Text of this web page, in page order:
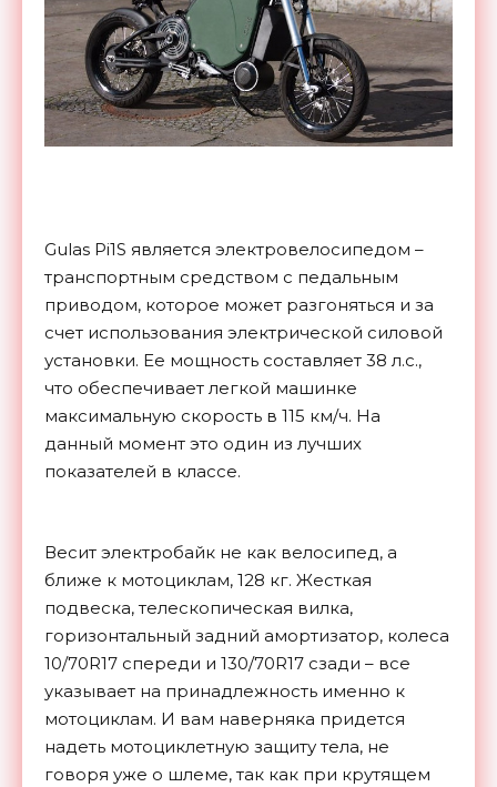
Gulas Pi1S является электровелосипедом –
транспортным средством с педальным
приводом, которое может разгоняться и за
счет использования электрической силовой
установки. Ее мощность составляет 38 л.с.,
что обеспечивает легкой машинке
максимальную скорость в 115 км/ч. На
данный момент это один из лучших
показателей в классе.
Весит электробайк не как велосипед, а
ближе к мотоциклам, 128 кг. Жесткая
подвеска, телескопическая вилка,
горизонтальный задний амортизатор, колеса
10/70R17 спереди и 130/70R17 сзади – все
указывает на принадлежность именно к
мотоциклам. И вам наверняка придется
надеть мотоциклетную защиту тела, не
говоря уже о шлеме, так как при крутящем